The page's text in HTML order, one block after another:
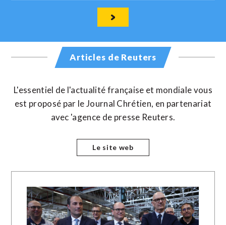
Articles de Reuters
L'essentiel de l'actualité française et mondiale vous
est proposé par le Journal Chrétien, en partenariat
avec 'agence de presse Reuters.
Le site web